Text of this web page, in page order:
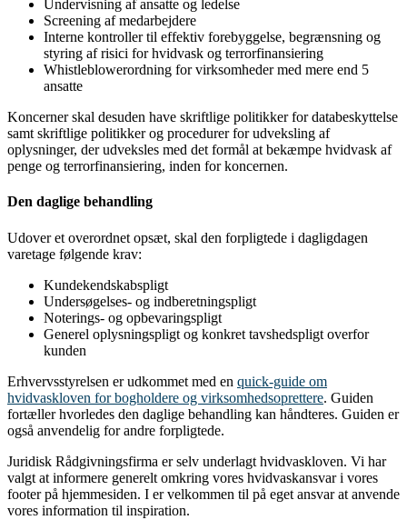
Undervisning af ansatte og ledelse
Screening af medarbejdere
Interne kontroller til effektiv forebyggelse, begrænsning og
styring af risici for hvidvask og terrorfinansiering
Whistleblowerordning for virksomheder med mere end 5
ansatte
Koncerner skal desuden have skriftlige politikker for databeskyttelse
samt skriftlige politikker og procedurer for udveksling af
oplysninger, der udveksles med det formål at bekæmpe hvidvask af
penge og terrorfinansiering, inden for koncernen.
Den daglige behandling
Udover et overordnet opsæt, skal den forpligtede i dagligdagen
varetage følgende krav:
Kundekendskabspligt
Undersøgelses- og indberetningspligt
Noterings- og opbevaringspligt
Generel oplysningspligt og konkret tavshedspligt overfor
kunden
Erhvervsstyrelsen er udkommet med en quick-guide om
hvidvaskloven for bogholdere og virksomhedsoprettere. Guiden
fortæller hvorledes den daglige behandling kan håndteres. Guiden er
også anvendelig for andre forpligtede.
Juridisk Rådgivningsfirma er selv underlagt hvidvaskloven. Vi har
valgt at informere generelt omkring vores hvidvaskansvar i vores
footer på hjemmesiden. I er velkommen til på eget ansvar at anvende
vores information til inspiration.